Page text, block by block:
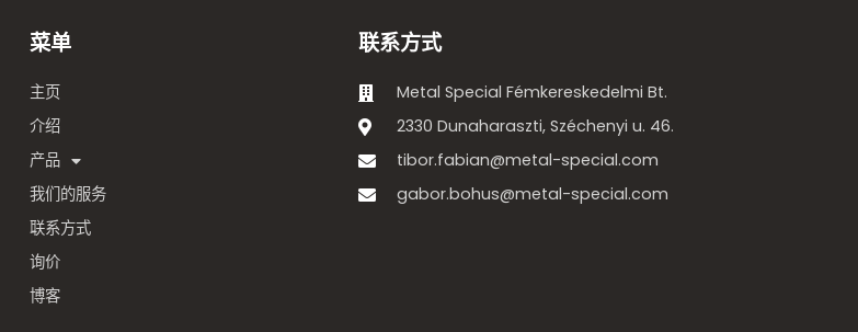
菜单
主页
介绍
产品
我们的服务
联系方式
询价
博客
联系方式
Metal Special Fémkereskedelmi Bt.
2330 Dunaharaszti, Széchenyi u. 46.
tibor.fabian@metal-special.com
gabor.bohus@metal-special.com